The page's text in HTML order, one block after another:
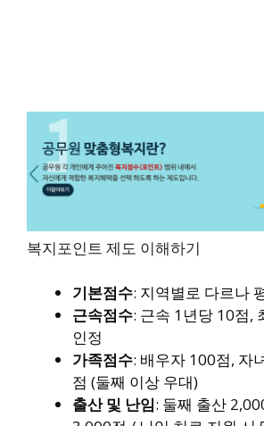
복지포인트 제도 이해하기
기본점수: 지역별로 다르나
근속점수: 근속 1년당 10점,
인정
가족점수: 배우자 100점, 자
점 (둘째 이상 우대)
출산 및 난임: 둘째 출산